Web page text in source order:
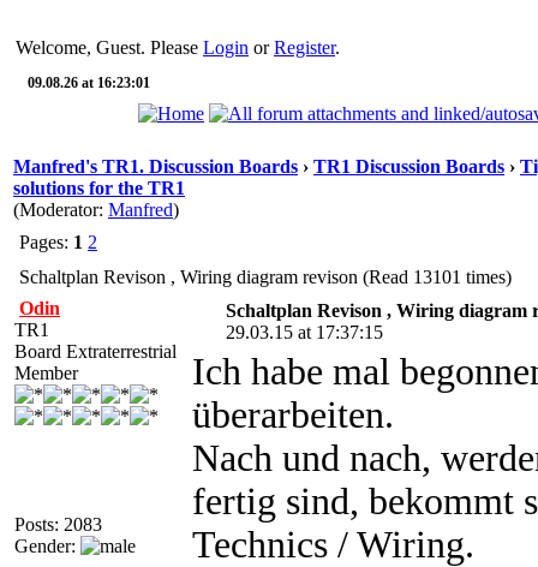
Welcome, Guest. Please Login orRegister.
09.08.26 at 16:23:01
Manfred's TR1. Discussion Boards › TR1 Discussion Boards ›
solutions for the TR1
(Moderator: Manfred)
Pages: 1 2
Schaltplan Revison , Wiring diagram revison (Read 13101 times)
Odin
TR1
Board Extraterrestrial
Member
Posts: 2083
Gender:
Schaltplan Revison , Wiring diagram
29.03.15 at 17:37:15
Ich habe mal
überarbeiten.
Nach und nach,
fertig sind, bekommt
Technics / Wiring.